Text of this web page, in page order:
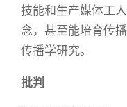
技能和生产媒体工
念，甚至能培育传
传播学研究。
批判